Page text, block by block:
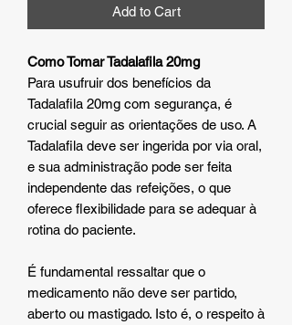
Add to Cart
Como Tomar Tadalafila 20mg
Para usufruir dos benefícios da
Tadalafila 20mg com segurança, é
crucial seguir as orientações de uso. A
Tadalafila deve ser ingerida por via oral,
e sua administração pode ser feita
independente das refeições, o que
oferece flexibilidade para se adequar à
rotina do paciente.
É fundamental ressaltar que o
medicamento não deve ser partido,
aberto ou mastigado. Isto é, o respeito à